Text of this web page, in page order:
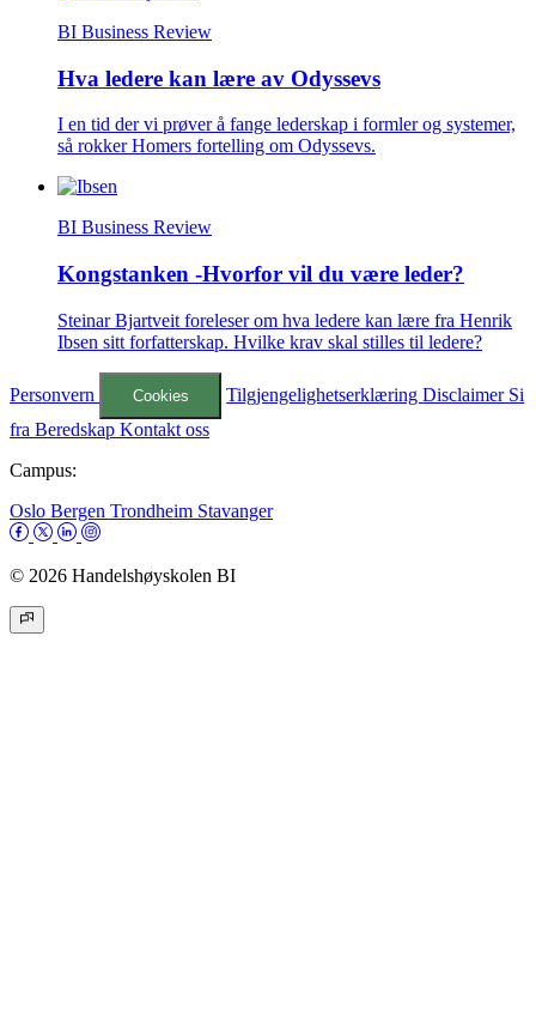
BI Business Review
Hva ledere kan lære av Odyssevs
I en tid der vi prøver å fange lederskap i formler og systemer,
så rokker Homers fortelling om Odyssevs.
BI Business Review
Kongstanken -Hvorfor vil du være leder?
Steinar Bjartveit foreleser om hva ledere kan lære fra Henrik
Ibsen sitt forfatterskap. Hvilke krav skal stilles til ledere?
Personvern Cookies TilgjengelighetserklæringDisclaimer Si
fra Beredskap Kontakt oss
Campus:
Oslo Bergen Trondheim Stavanger
© 2026 Handelshøyskolen BI